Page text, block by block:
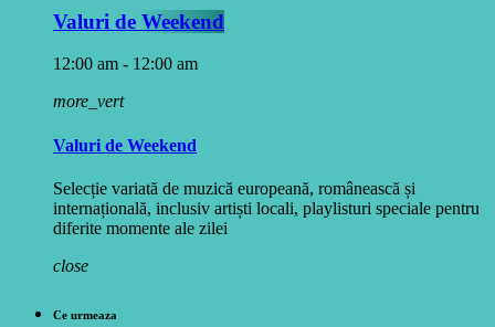
Valuri de Weekend
12:00 am - 12:00 am
more_vert
Valuri de Weekend
Selecție variată de muzică europeană, românească și
internațională, inclusiv artiști locali, playlisturi speciale pentru
diferite momente ale zilei
close
Ce urmeaza